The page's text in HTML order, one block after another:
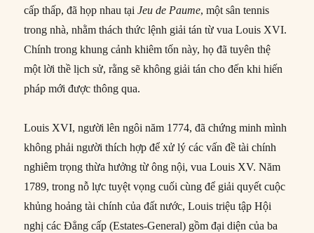
cấp thấp, đã họp nhau tạiJeu de Paume, một sân tennis
trong nhà, nhằm thách thức lệnh giải tán từ vua Louis XVI.
Chính trong khung cảnh khiêm tốn này, họ đã tuyên thệ
một lời thề lịch sử, rằng sẽ không giải tán cho đến khi hiến
pháp mới được thông qua.
Louis XVI, người lên ngôi năm 1774, đã chứng minh mình
không phải người thích hợp để xử lý các vấn đề tài chính
nghiêm trọng thừa hưởng từ ông nội, vua Louis XV. Năm
1789, trong nỗ lực tuyệt vọng cuối cùng để giải quyết cuộc
khủng hoảng tài chính của đất nước, Louis triệu tập Hội
nghị các Đẳng cấp (Estates-General) gồm đại diện của ba